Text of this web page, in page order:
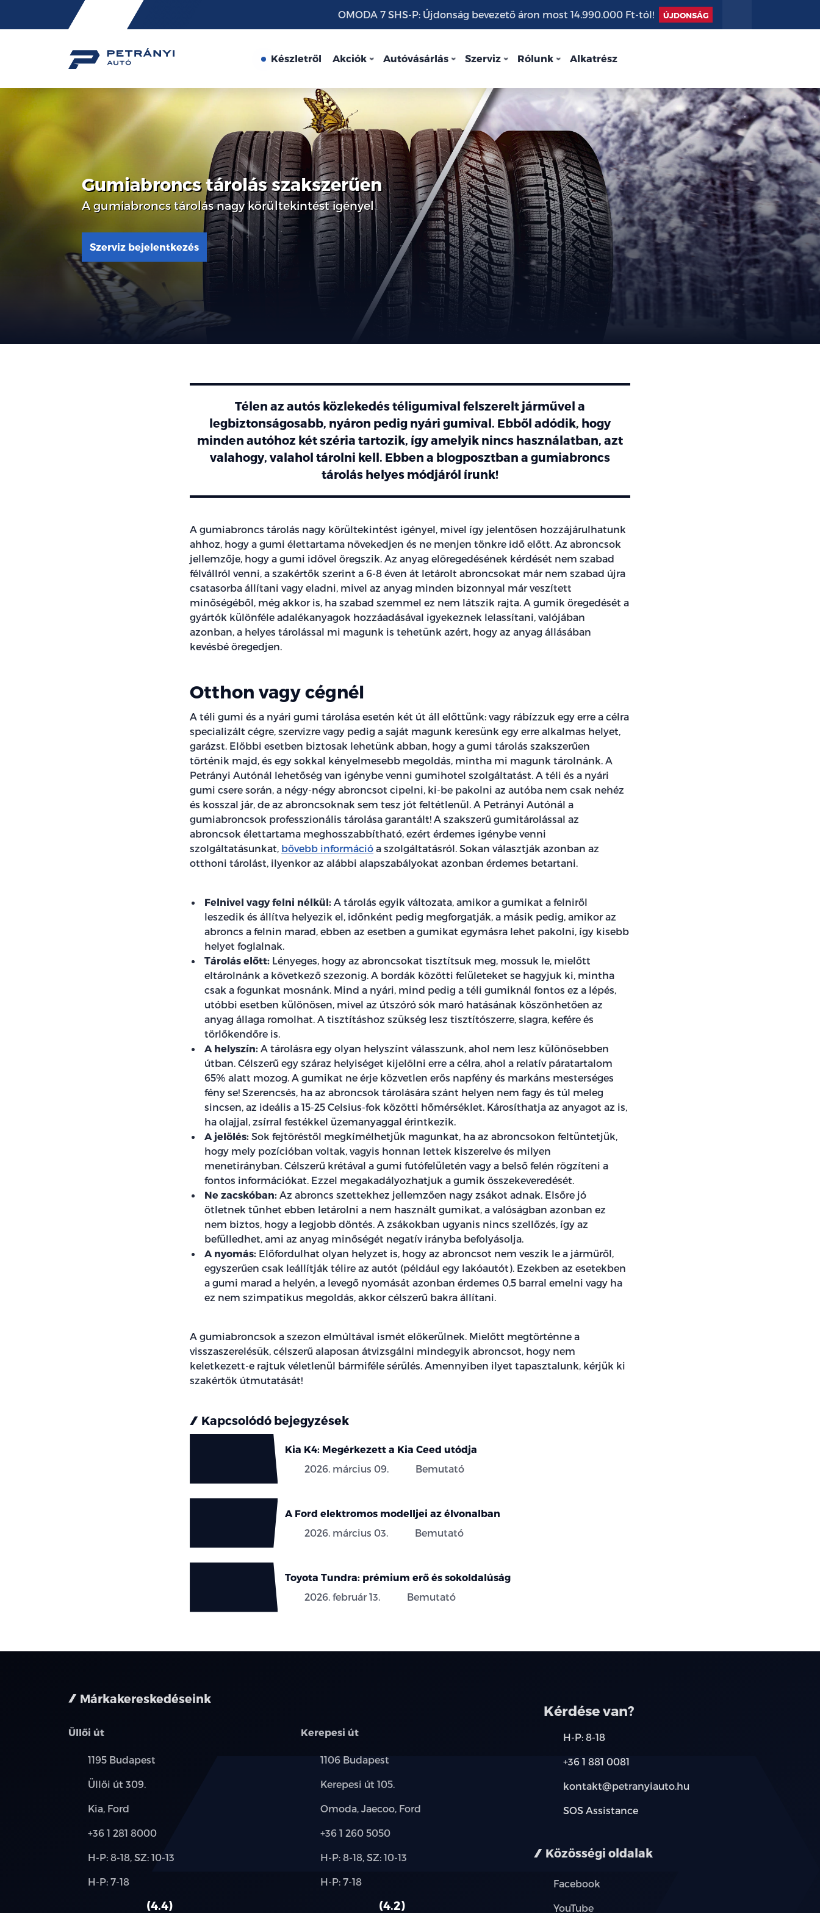
Friss
hírek
OMODA 7 SHS-P: Újdonság bevezető áron most 14.990.000 Ft-tól! ÚJDONSÁG
Készletről Akciók Autóvásárlás Szerviz Rólunk Alkatrész
Gumiabroncs tárolás szakszerűen
A gumiabroncs tárolás nagy körültekintést igényel
Szerviz bejelentkezés
Télen az autós közlekedés téligumival felszerelt járművel a
legbiztonságosabb, nyáron pedig nyári gumival. Ebből adódik, hogy
minden autóhoz két széria tartozik, így amelyik nincs használatban, azt
valahogy, valahol tárolni kell. Ebben a blogposztban a gumiabroncs
tárolás helyes módjáról írunk!
A gumiabroncs tárolás nagy körültekintést igényel, mivel így jelentősen hozzájárulhatunk
ahhoz, hogy a gumi élettartama növekedjen és ne menjen tönkre idő előtt. Az abroncsok
jellemzője, hogy a gumi idővel öregszik. Az anyag elöregedésének kérdését nem szabad
félvállról venni, a szakértők szerint a 6-8 éven át letárolt abroncsokat már nem szabad újra
csatasorba állítani vagy eladni, mivel az anyag minden bizonnyal már veszített
minőségéből, még akkor is, ha szabad szemmel ez nem látszik rajta. A gumik öregedését a
gyártók különféle adalékanyagok hozzáadásával igyekeznek lelassítani, valójában
azonban, a helyes tárolással mi magunk is tehetünk azért, hogy az anyag állásában
kevésbé öregedjen.
Otthon vagy cégnél
A téli gumi és a nyári gumi tárolása esetén két út áll előttünk: vagy rábízzuk egy erre a célra
specializált cégre, szervizre vagy pedig a saját magunk keresünk egy erre alkalmas helyet,
garázst. Előbbi esetben biztosak lehetünk abban, hogy a gumi tárolás szakszerűen
történik majd, és egy sokkal kényelmesebb megoldás, mintha mi magunk tárolnánk. A
Petrányi Autónál lehetőség van igénybe venni gumihotel szolgáltatást. A téli és a nyári
gumi csere során, a négy-négy abroncsot cipelni, ki-be pakolni az autóba nem csak nehéz
és kosszal jár, de az abroncsoknak sem tesz jót feltétlenül. A Petrányi Autónál a
gumiabroncsok professzionális tárolása garantált! A szakszerű gumitárolással az
abroncsok élettartama meghosszabbítható, ezért érdemes igénybe venni
szolgáltatásunkat, bővebb információ a szolgáltatásról. Sokan választják azonban az
otthoni tárolást, ilyenkor az alábbi alapszabályokat azonban érdemes betartani.
Felnivel vagy felni nélkül: A tárolás egyik változata, amikor a gumikat a felniről
leszedik és állítva helyezik el, időnként pedig megforgatják, a másik pedig, amikor az
abroncs a felnin marad, ebben az esetben a gumikat egymásra lehet pakolni, így kisebb
helyet foglalnak.
Tárolás előtt: Lényeges, hogy az abroncsokat tisztítsuk meg, mossuk le, mielőtt
eltárolnánk a következő szezonig. A bordák közötti felületeket se hagyjuk ki, mintha
csak a fogunkat mosnánk. Mind a nyári, mind pedig a téli gumiknál fontos ez a lépés,
utóbbi esetben különösen, mivel az útszóró sók maró hatásának köszönhetően az
anyag állaga romolhat. A tisztításhoz szükség lesz tisztítószerre, slagra, kefére és
törlőkendőre is.
A helyszín: A tárolásra egy olyan helyszínt válasszunk, ahol nem lesz különösebben
útban. Célszerű egy száraz helyiséget kijelölni erre a célra, ahol a relatív páratartalom
65% alatt mozog. A gumikat ne érje közvetlen erős napfény és markáns mesterséges
fény se! Szerencsés, ha az abroncsok tárolására szánt helyen nem fagy és túl meleg
sincsen, az ideális a 15-25 Celsius-fok közötti hőmérséklet. Károsíthatja az anyagot az is,
ha olajjal, zsírral festékkel üzemanyaggal érintkezik.
A jelölés: Sok fejtöréstől megkímélhetjük magunkat, ha az abroncsokon feltüntetjük,
hogy mely pozícióban voltak, vagyis honnan lettek kiszerelve és milyen
menetirányban. Célszerű krétával a gumi futófelületén vagy a belső felén rögzíteni a
fontos információkat. Ezzel megakadályozhatjuk a gumik összekeveredését.
Ne zacskóban: Az abroncs szettekhez jellemzően nagy zsákot adnak. Elsőre jó
ötletnek tűnhet ebben letárolni a nem használt gumikat, a valóságban azonban ez
nem biztos, hogy a legjobb döntés. A zsákokban ugyanis nincs szellőzés, így az
befülledhet, ami az anyag minőségét negatív irányba befolyásolja.
A nyomás: Előfordulhat olyan helyzet is, hogy az abroncsot nem veszik le a járműről,
egyszerűen csak leállítják télire az autót (például egy lakóautót). Ezekben az esetekben
a gumi marad a helyén, a levegő nyomását azonban érdemes 0,5 barral emelni vagy ha
ez nem szimpatikus megoldás, akkor célszerű bakra állítani.
A gumiabroncsok a szezon elmúltával ismét előkerülnek. Mielőtt megtörténne a
visszaszerelésük, célszerű alaposan átvizsgálni mindegyik abroncsot, hogy nem
keletkezett-e rajtuk véletlenül bármiféle sérülés. Amennyiben ilyet tapasztalunk, kérjük ki
szakértők útmutatását!
Kapcsolódó bejegyzések
Kia K4: Megérkezett a Kia Ceed utódja
2026. március 09.
Bemutató
A Ford elektromos modelljei az élvonalban
2026. március 03.
Bemutató
Toyota Tundra: prémium erő és sokoldalúság
2026. február 13.
Bemutató
Márkakereskedéseink
Üllői út
Település:
1195 Budapest
Cím:
Üllői út 309.
Márkák:
Kia, Ford
Telefon:
+36 1 281 8000
Új-
használt
H-P: 8-18, SZ: 10-13
Alkatrész,
H-P: 7-18
4.4
Kerepesi út
Település:
1106 Budapest
Cím:
Kerepesi út 105.
Márkák:
Omoda, Jaecoo, Ford
Telefon:
+36 1 260 5050
Új-
használt
H-P: 8-18, SZ: 10-13
Alkatrész,
H-P: 7-18
4.2
Kérdése van?
H-P: 8-18
+36 1 881 0081
kontakt@petranyiauto.hu
SOS Assistance
Közösségi oldalak
Facebook
YouTube